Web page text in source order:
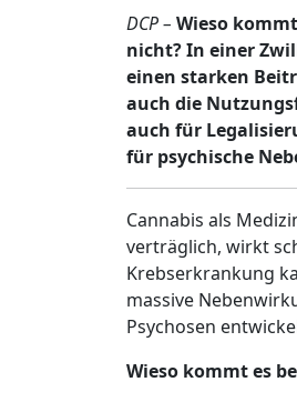
DCP – Wieso
nicht? In einer
einen starken
auch die
auch für
für psychische
Cannabis als
verträglich, wirkt
Krebserkrankung
massive
Psychosen
Wieso kommt es